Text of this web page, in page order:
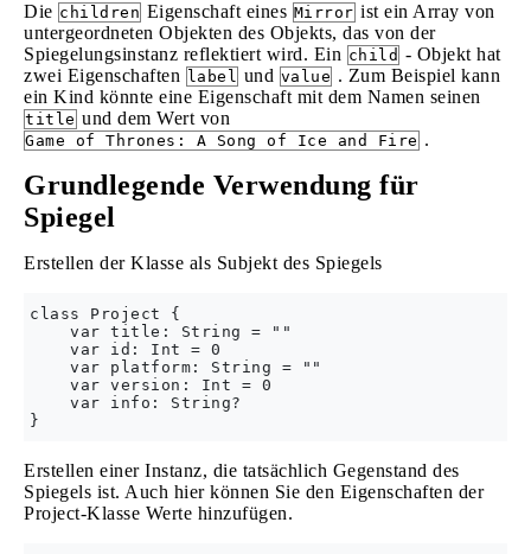
Die children Eigenschaft eines Mirror ist ein Array von
untergeordneten Objekten des Objekts, das von der
Spiegelungsinstanz reflektiert wird. Ein child - Objekt hat
zwei Eigenschaften label und value . Zum Beispiel kann
ein Kind könnte eine Eigenschaft mit dem Namen seinen
title und dem Wert von
Game of Thrones: A Song of Ice and Fire .
Grundlegende Verwendung für
Spiegel
Erstellen der Klasse als Subjekt des Spiegels
class Project {
    var title: String = ""
    var id: Int = 0
    var platform: String = ""
    var version: Int = 0
    var info: String?
Erstellen einer Instanz, die tatsächlich Gegenstand des
Spiegels ist. Auch hier können Sie den Eigenschaften der
Project-Klasse Werte hinzufügen.